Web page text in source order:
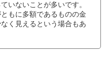
いないことが多いです。
もに多額であるものの金
く見えるという場合もあ